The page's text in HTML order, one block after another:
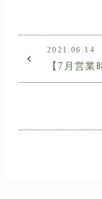
2021.06.14
【7月営業